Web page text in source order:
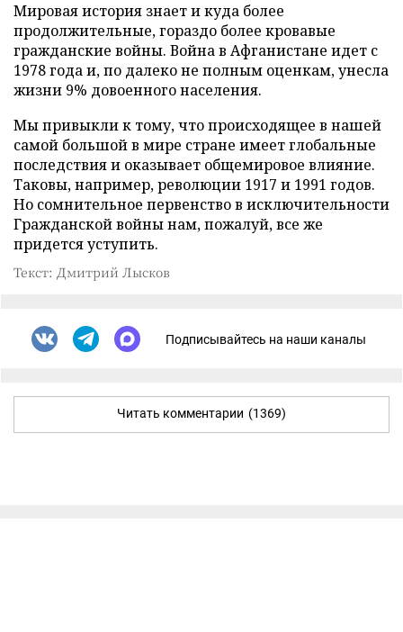
Мировая история знает и куда более
продолжительные, гораздо более кровавые
гражданские войны. Война в Афганистане идет с
1978 года и, по далеко не полным оценкам, унесла
жизни 9% довоенного населения.
Мы привыкли к тому, что происходящее в нашей
самой большой в мире стране имеет глобальные
последствия и оказывает общемировое влияние.
Таковы, например, революции 1917 и 1991 годов.
Но сомнительное первенство в исключительности
Гражданской войны нам, пожалуй, все же
придется уступить.
Текст: Дмитрий Лысков
Подписывайтесь на наши каналы
Читать комментарии (1369)